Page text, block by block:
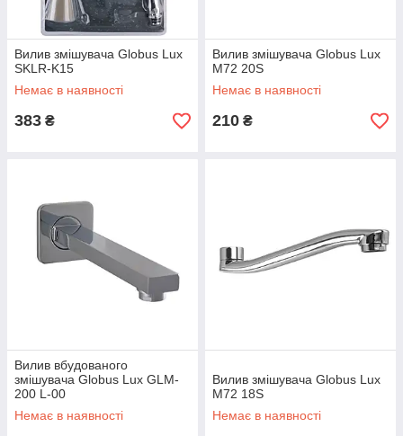
Вилив змішувача Globus Lux
SKLR-K15
Немає в наявності
383 ₴
Вилив змішувача Globus Lux
M72 20S
Немає в наявності
210 ₴
Вилив вбудованого
змішувача Globus Lux GLM-
200 L-00
Немає в наявності
Вилив змішувача Globus Lux
M72 18S
Немає в наявності